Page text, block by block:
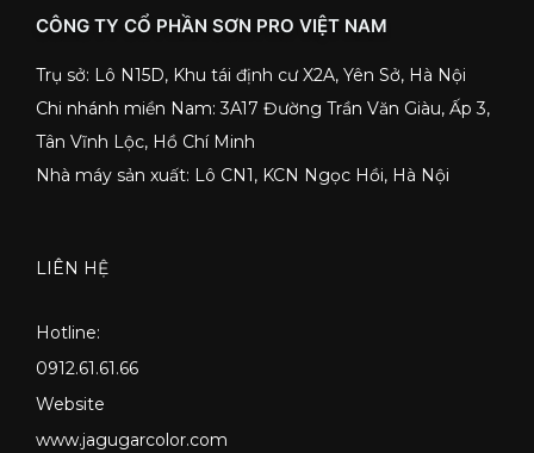
CÔNG TY CỔ PHẦN SƠN PRO VIỆT NAM
Trụ sở: Lô N15D, Khu tái định cư X2A, Yên Sở, Hà Nội
Chi nhánh miền Nam: 3A17 Đường Trần Văn Giàu, Ấp 3,
Tân Vĩnh Lộc, Hồ Chí Minh
Nhà máy sản xuất: Lô CN1, KCN Ngọc Hồi, Hà Nội
LIÊN HỆ
Hotline:
0912.61.61.66
Website
www.jagugarcolor.com